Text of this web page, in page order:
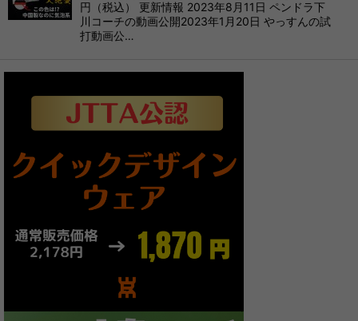
円（税込） 更新情報 2023年8月11日 ペンドラ下
川コーチの動画公開2023年1月20日 やっすんの試
打動画公…